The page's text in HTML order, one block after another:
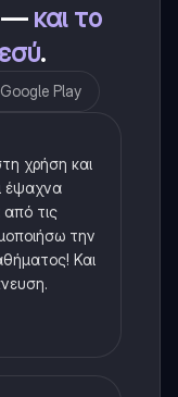
— και το
.
Google Play
χρήση και
έψαχνα
τις
την
Και